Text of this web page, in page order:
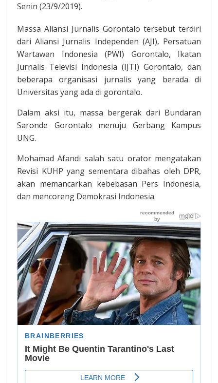
Senin (23/9/2019).
Massa Aliansi Jurnalis Gorontalo tersebut terdiri
dari Aliansi Jurnalis Independen (AJI), Persatuan
Wartawan Indonesia (PWI) Gorontalo, Ikatan
Jurnalis Televisi Indonesia (IJTI) Gorontalo, dan
beberapa organisasi jurnalis yang berada di
Universitas yang ada di gorontalo.
Dalam aksi itu, massa bergerak dari Bundaran
Saronde Gorontalo menuju Gerbang Kampus
UNG.
Mohamad Afandi salah satu orator mengatakan
Revisi KUHP yang sementara dibahas oleh DPR,
akan memancarkan kebebasan Pers Indonesia,
dan mencoreng Demokrasi Indonesia.